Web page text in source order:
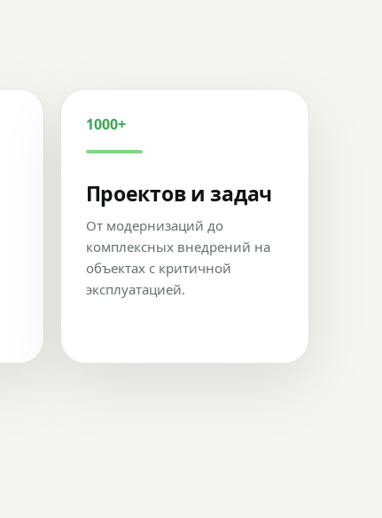
1000+
Проектов и задач
От модернизаций до
комплексных внедрений на
объектах с критичной
эксплуатацией.